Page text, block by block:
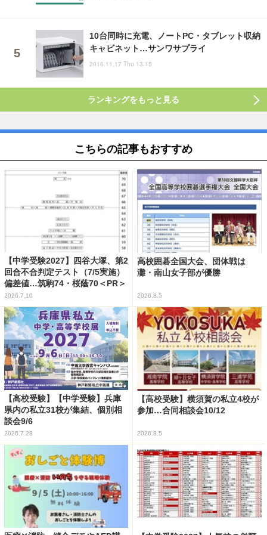
10台同時に充電、ノートPC・タブレット収納
キャビネット…サンワサプライ
2016.11.17 Thu 13:15
ランキングをもっと見る
こちらの記事もおすすめ
【中学受験2027】四谷大塚、第2
回合不合判定テスト（7/5実施）
偏差値…筑駒74・桜蔭70＜PR＞
2026.7.10
高校囲碁全国大会、団体戦は
灘・南山女子部が優勝
2026.8.5
【高校受験】【中学受験】兵庫
県内の私立31校が集結、個別相
談会9/6
2026.7.28
【高校受験】横須賀の私立4校が
参加…合同相談会10/12
2026.8.5